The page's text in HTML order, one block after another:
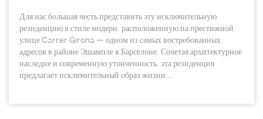
Для нас большая честь представить эту исключительную
резиденцию в стиле модерн, расположенную на престижной
улице Carrer Girona — одном из самых востребованных
адресов в районе Эшампле в Барселоне. Сочетая архитектурное
наследие и современную утонченность, эта резиденция
предлагает исключительный образ жизни...